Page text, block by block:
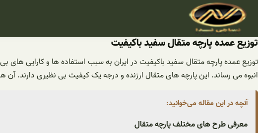
توزیع عمده پارچه متقال سفید باکیفیت
توزیع عمده پارچه متقال سفید باکیفیت در ایران به سبب استفاده ها و کارایی
انبوه می رساند. این پارچه های متقال ارزنده و درجه یک کیفیت بی نظیری دارند.
آنچه در این مقاله می‌خوانید:
معرفی طرح های مختلف پارچه متقال